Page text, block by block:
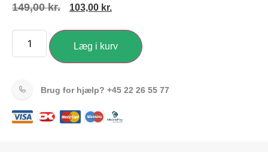
149,00kr. 103,00 kr.
Læg i kurv
Brug for hjælp? +45 22 26 55 77